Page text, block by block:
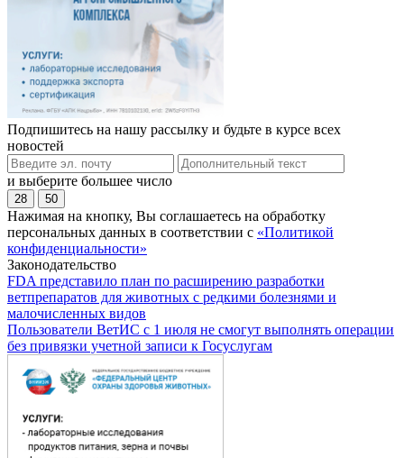
Подпишитесь на нашу рассылку и будьте в курсе всех
новостей
и выберите большее число
28 50
Нажимая на кнопку, Вы соглашаетесь на обработку
персональных данных в соответствии с «Политикой
конфиденциальности»
Законодательство
FDA представило план по расширению разработки
ветпрепаратов для животных с редкими болезнями и
малочисленных видов
Пользователи ВетИС с 1 июля не смогут выполнять операции
без привязки учетной записи к Госуслугам